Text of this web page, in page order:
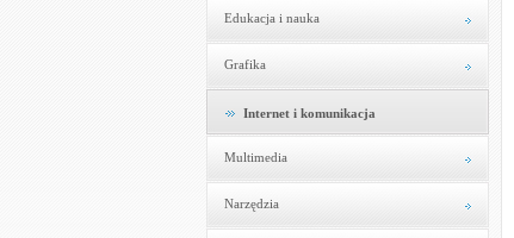
Edukacja i nauka
Grafika
Internet i komunikacja
Multimedia
Narzędzia